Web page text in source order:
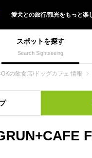
愛犬との旅行/観光をもっと楽
スポットを探す
Search Sightseeing
の飲食店/ドッグカフェ 情報